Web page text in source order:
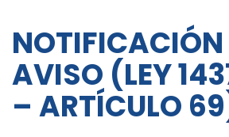
NOTIFICACIÓN
AVISO (LEY
– ARTÍCULO